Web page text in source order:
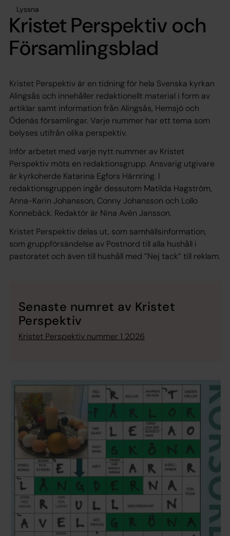
Lyssna
Kristet Perspektiv och
Församlingsblad
Kristet Perspektiv är en tidning för hela Svenska kyrkan
Alingsås och innehåller redaktionellt material i form av
artiklar samt information från Alingsås, Hemsjö och
Ödenäs församlingar. Varje nummer har ett tema som
belyses utifrån olika perspektiv.
Inför arbetet med varje nytt nummer av Kristet
Perspektiv möts en redaktionsgrupp. Ansvarig utgivare
är kyrkoherde Katarina Egfors Härnring. I
redaktionsgruppen ingår dessutom Matilda Hagström,
Anna-Karin Johansson, Conny Johansson och Lollo
Konnebäck. Redaktör är Nina Avén Jansson.
Kristet Perspektiv delas ut, som samhällsinformation,
som gruppförsändelse av Postnord till alla hushåll i
pastoratet och även till hushåll med ”Nej tack” till reklam.
Senaste numret av Kristet
Perspektiv
Kristet Perspektiv nummer 1 2026